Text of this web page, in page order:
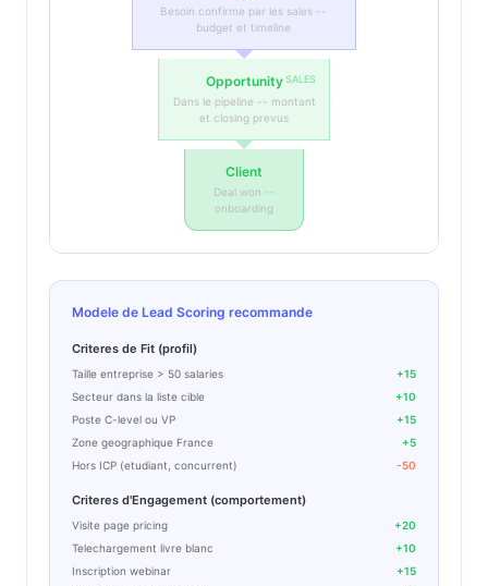
Besoin confirme par les sales --
budget et timeline
Opportunity
Dans le pipeline -- montant
et closing prevus
SALES
Client
Deal won --
onboarding
Modele de Lead Scoring recommande
Criteres de Fit (profil)
Taille entreprise > 50 salaries
+15
Secteur dans la liste cible
+10
Poste C-level ou VP
+15
Zone geographique France
+5
Hors ICP (etudiant, concurrent)
-50
Criteres d'Engagement (comportement)
Visite page pricing
+20
Telechargement livre blanc
+10
Inscription webinar
+15